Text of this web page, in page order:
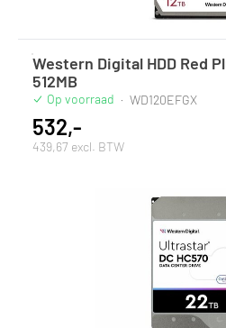
Western Digital HDD Red
512MB
Op voorraad · WD120EFGX
532,-
439,67 excl. BTW